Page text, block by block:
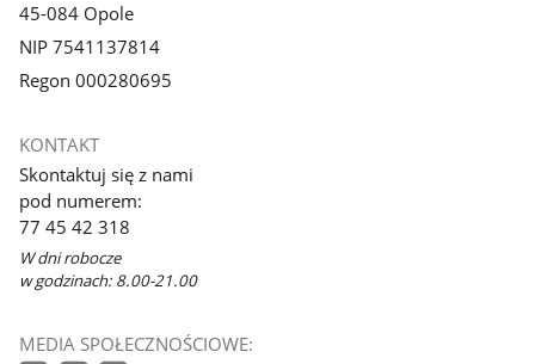
45-084 Opole
NIP 7541137814
Regon 000280695
KONTAKT
Skontaktuj się z nami
pod numerem:
77 45 42 318
W dni robocze
w godzinach: 8.00-21.00
MEDIA SPOŁECZNOŚCIOWE: